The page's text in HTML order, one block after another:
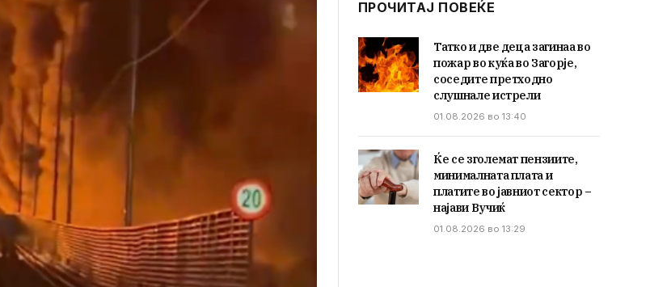
ПРОЧИТАЈ ПОВЕЌЕ
Татко и две деца загинаа во
пожар во куќа во Загорје,
соседите претходно
слушнале истрели
01.08.2026 во 13:40
Ќе се зголемат пензиите,
минималната плата и
платите во јавниот сектор –
најави Вучиќ
01.08.2026 во 13:29